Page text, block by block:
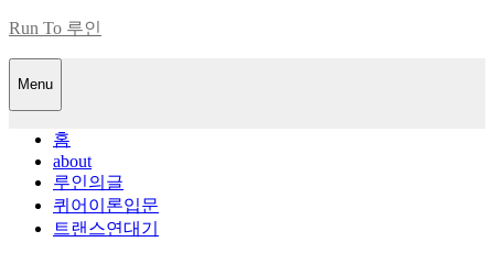
Skip
content
Run To 루인
Menu
홈
about
루인의글
퀴어이론입문
트랜스연대기